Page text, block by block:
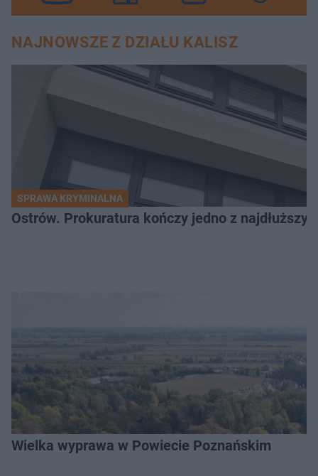
NAJNOWSZE Z DZIAŁU KALISZ
SPRAWA KRYMINALNA
Ostrów. Prokuratura kończy jedno z
Wielka wyprawa w Powiecie Poznańskim